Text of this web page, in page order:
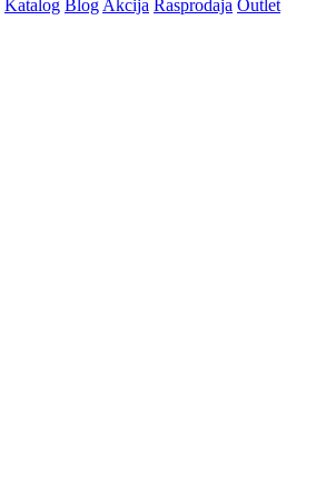
Katalog Blog Akcija Rasprodaja Outlet